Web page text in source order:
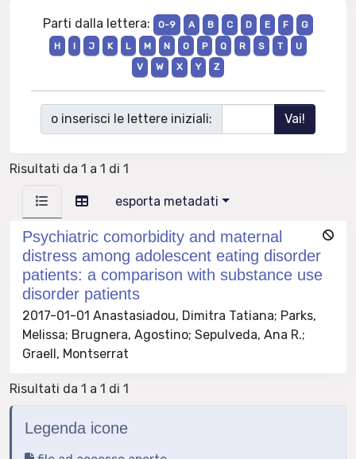
Parti dalla lettera: 0-9 A B C D E F
G
H
I J K L M N O P Q R S T
U
V
W X Y Z
o inserisci le lettere iniziali:
Risultati da 1 a 1 di 1
esporta metadati
Psychiatric comorbidity and maternal
distress among adolescent eating disorder
patients: a comparison with substance use
disorder patients
2017-01-01 Anastasiadou, Dimitra Tatiana; Parks,
Melissa; Brugnera, Agostino; Sepulveda, Ana R.;
Graell, Montserrat
Risultati da 1 a 1 di 1
Legenda icone